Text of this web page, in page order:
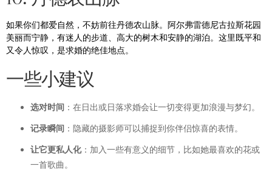
如果你们都爱自然，不妨前往丹德农山脉。阿尔弗雷德尼古拉斯花园
美丽而宁静，有迷人的步道、高大的树木和安静的湖泊。这里既平和
又令人惊叹，是求婚的绝佳地点。
一些小建议
选对时间 ：在日出或日落求婚会让一切变得更加浪漫与梦幻。
记录瞬间 ：隐藏的摄影师可以捕捉到你伴侣惊喜的表情。
让它更私人化：加入一些有意义的细节，比如她最喜欢的花或
一首歌曲。